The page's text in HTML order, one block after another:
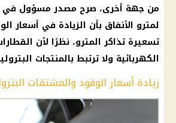
من جهة أخرى، صرح مصدر مسؤول في
لمترو الأنفاق بأن الزيادة في أسعار
تسعيرة تذاكر المترو، نظرًا لأن
الكهربائية ولا ترتبط بالمنتجات
زيادة أسعار الوقود والمشتقات